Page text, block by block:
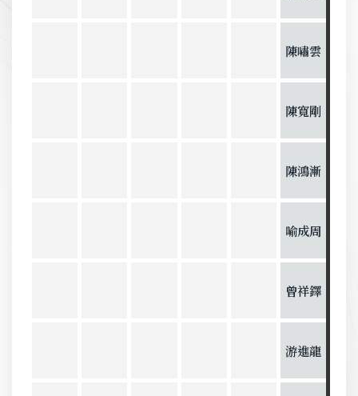
陳嘯雲
陳寬剛
陳鴻漸
喻成周
曾祥鐸
游進龍